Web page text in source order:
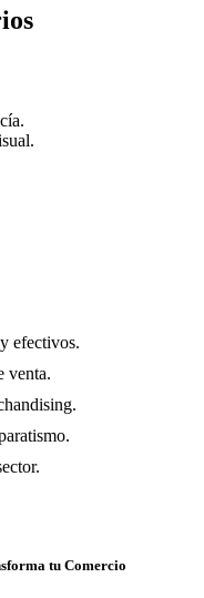
efectivos.
venta.
tu Comercio